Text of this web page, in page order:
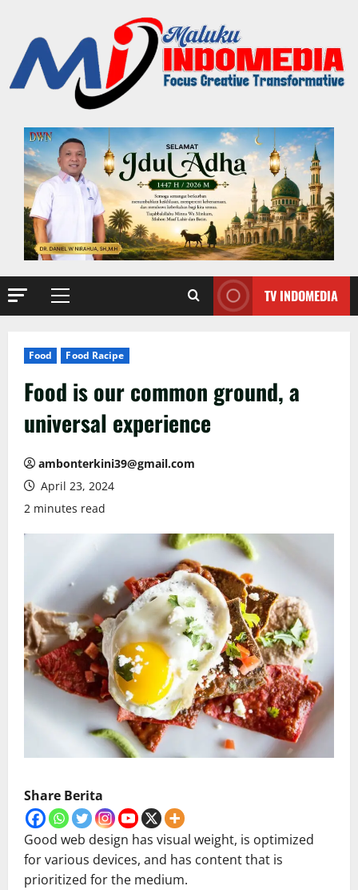
TV INDOMEDIA
Food Food Racipe
Food is our common ground, a
universal experience
ambonterkini39@gmail.com
April 23, 2024
2 minutes read
Share Berita
Good web design has visual weight, is optimized
for various devices, and has content that is
prioritized for the medium.